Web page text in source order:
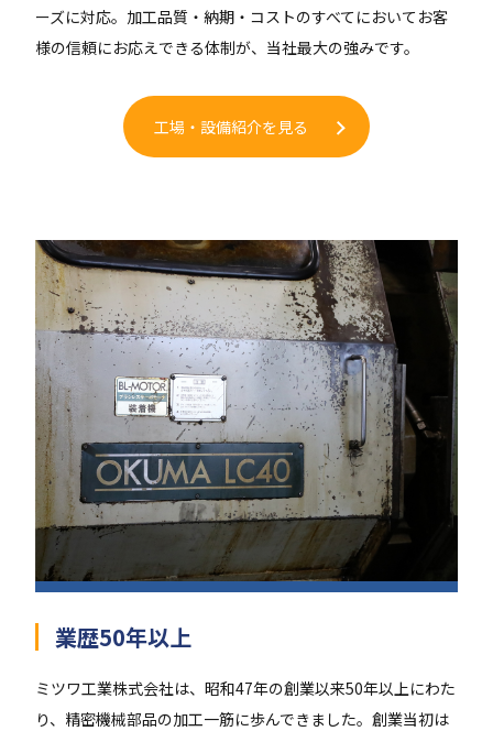
ーズに対応。加工品質・納期・コストのすべてにおいてお客
様の信頼にお応えできる体制が、当社最大の強みです。
工場・設備紹介を見る
業歴50年以上
ミツワ工業株式会社は、昭和47年の創業以来50年以上にわた
り、精密機械部品の加工一筋に歩んできました。創業当初は